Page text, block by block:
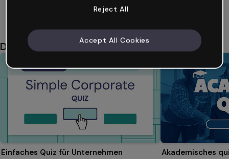
Das könnte dir auch gefallen
Einfaches Quiz für Unternehmen Akademisches
Reject All
Accept All Cookies